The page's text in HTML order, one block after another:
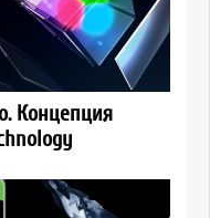
Концепция